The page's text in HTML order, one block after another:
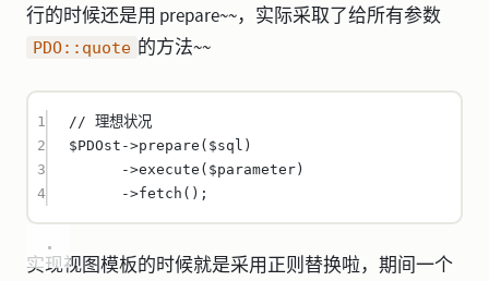
行的时候还是用 prepare~~，实际采取了给所有参数
PDO::quote 的方法~~
1
// 理想状况
2
$PDOst ->prepare ($sql)
3
->execute ($parameter)
4
->fetch ();
实现视图模板的时候就是采用正则替换啦，期间一个